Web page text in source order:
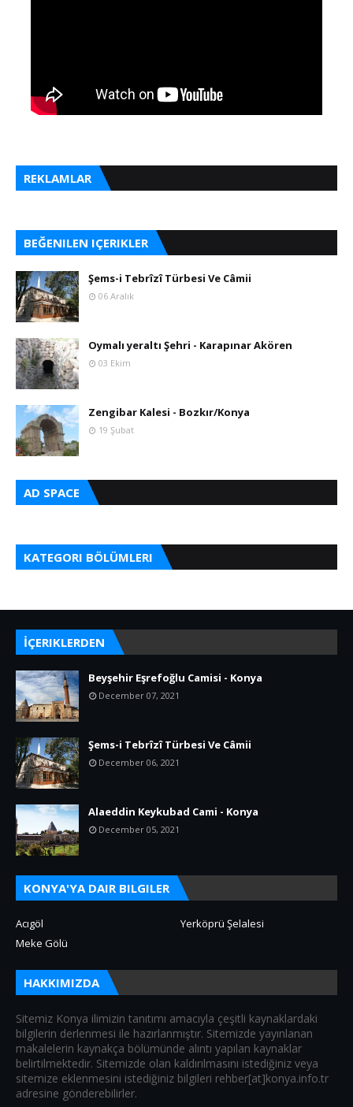
REKLAMLAR
BEĞENILEN IÇERIKLER
Şems-i Tebrîzî Türbesi Ve Câmii
06 Aralık
Oymalı yeraltı Şehri - Karapınar Akören
03 Ekim
Zengibar Kalesi - Bozkır/Konya
19 Şubat
AD SPACE
KATEGORI BÖLÜMLERI
İÇERIKLERDEN
Beyşehir Eşrefoğlu Camisi - Konya
December 07, 2021
Şems-i Tebrîzî Türbesi Ve Câmii
December 06, 2021
Alaeddin Keykubad Cami - Konya
December 05, 2021
KONYA'YA DAIR BILGILER
Acıgöl
Yerköprü Şelalesi
Meke Gölü
HAKKIMIZDA
Sitemiz Konya ilimizin tanıtımı amacıyla çeşitli kaynaklardaki
bilgilerin derlenmesi ile hazırlanmıştır. Sitemizde yayınlanan
makalelerin kaynakça bölümünde alıntı yapılan kaynaklar
belirtilmektedir. Sitemizde olan kaldırılmasını istediğiniz veya
sitemize eklenmesini istediğiniz bilgileri rehber[at]konya.info.tr
adresine gönderebilirler.